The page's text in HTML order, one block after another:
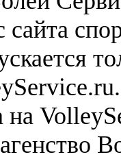
сайта
на